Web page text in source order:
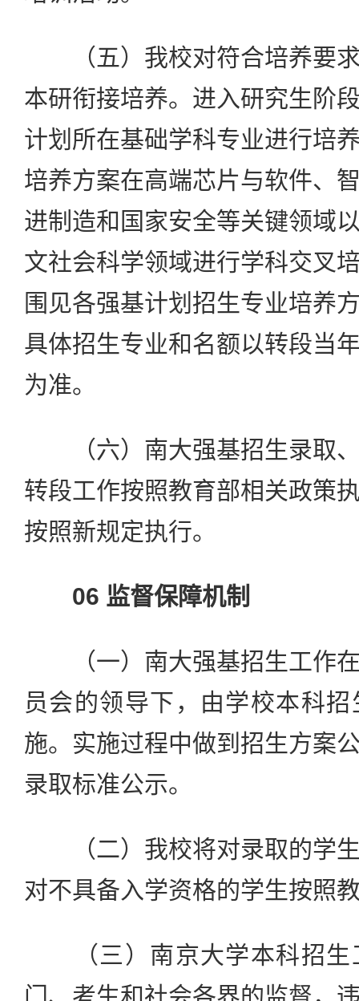
（五）我校对符合培养要求
本研衔接培养。进入研究生阶
计划所在基础学科专业进行培
培养方案在高端芯片与软件、
进制造和国家安全等关键领域
文社会科学领域进行学科交叉
围见各强基计划招生专业培养
具体招生专业和名额以转段当
为准。
（六）南大强基招生录取、
转段工作按照教育部相关政策
按照新规定执行。
06 监督保障机制
（一）南大强基招生工作在
员会的领导下，由学校本科
施。实施过程中做到招生方案
录取标准公示。
（二）我校将对录取的学生
对不具备入学资格的学生按照
（三）南京大学本科招生
门、考生和社会各界的监督，